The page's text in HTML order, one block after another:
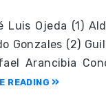
Luis Ojeda (1)
Gonzales (2)
Arancibia
READING